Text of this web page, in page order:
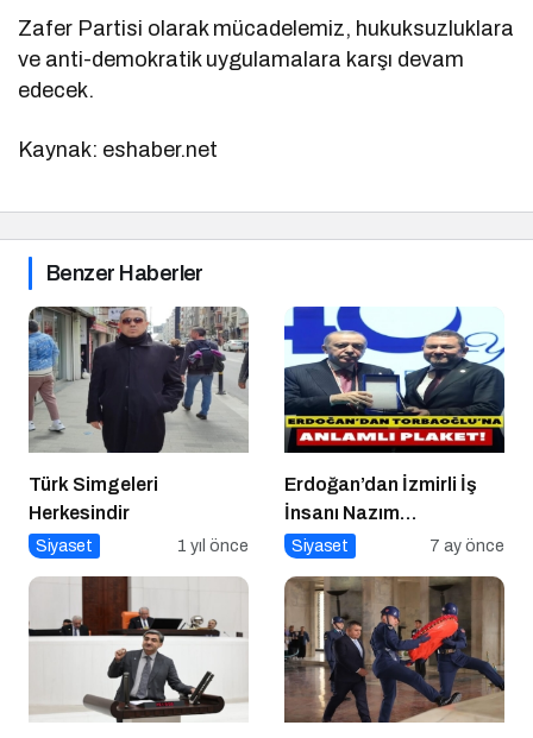
Zafer Partisi olarak mücadelemiz, hukuksuzluklara
ve anti-demokratik uygulamalara karşı devam
edecek.
Kaynak: eshaber.net
Benzer Haberler
Türk Simgeleri
Herkesindir
Siyaset 1 yıl önce
Erdoğan’dan İzmirli İş
İnsanı Nazım
Torbaoğlu’na Anlamlı
Siyaset 7 ay önce